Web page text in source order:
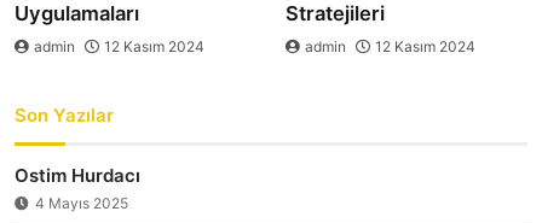
Uygulamaları
admin 12 Kasım 2024
Stratejileri
admin 12 Kasım 2024
Son Yazılar
Ostim Hurdacı
4 Mayıs 2025